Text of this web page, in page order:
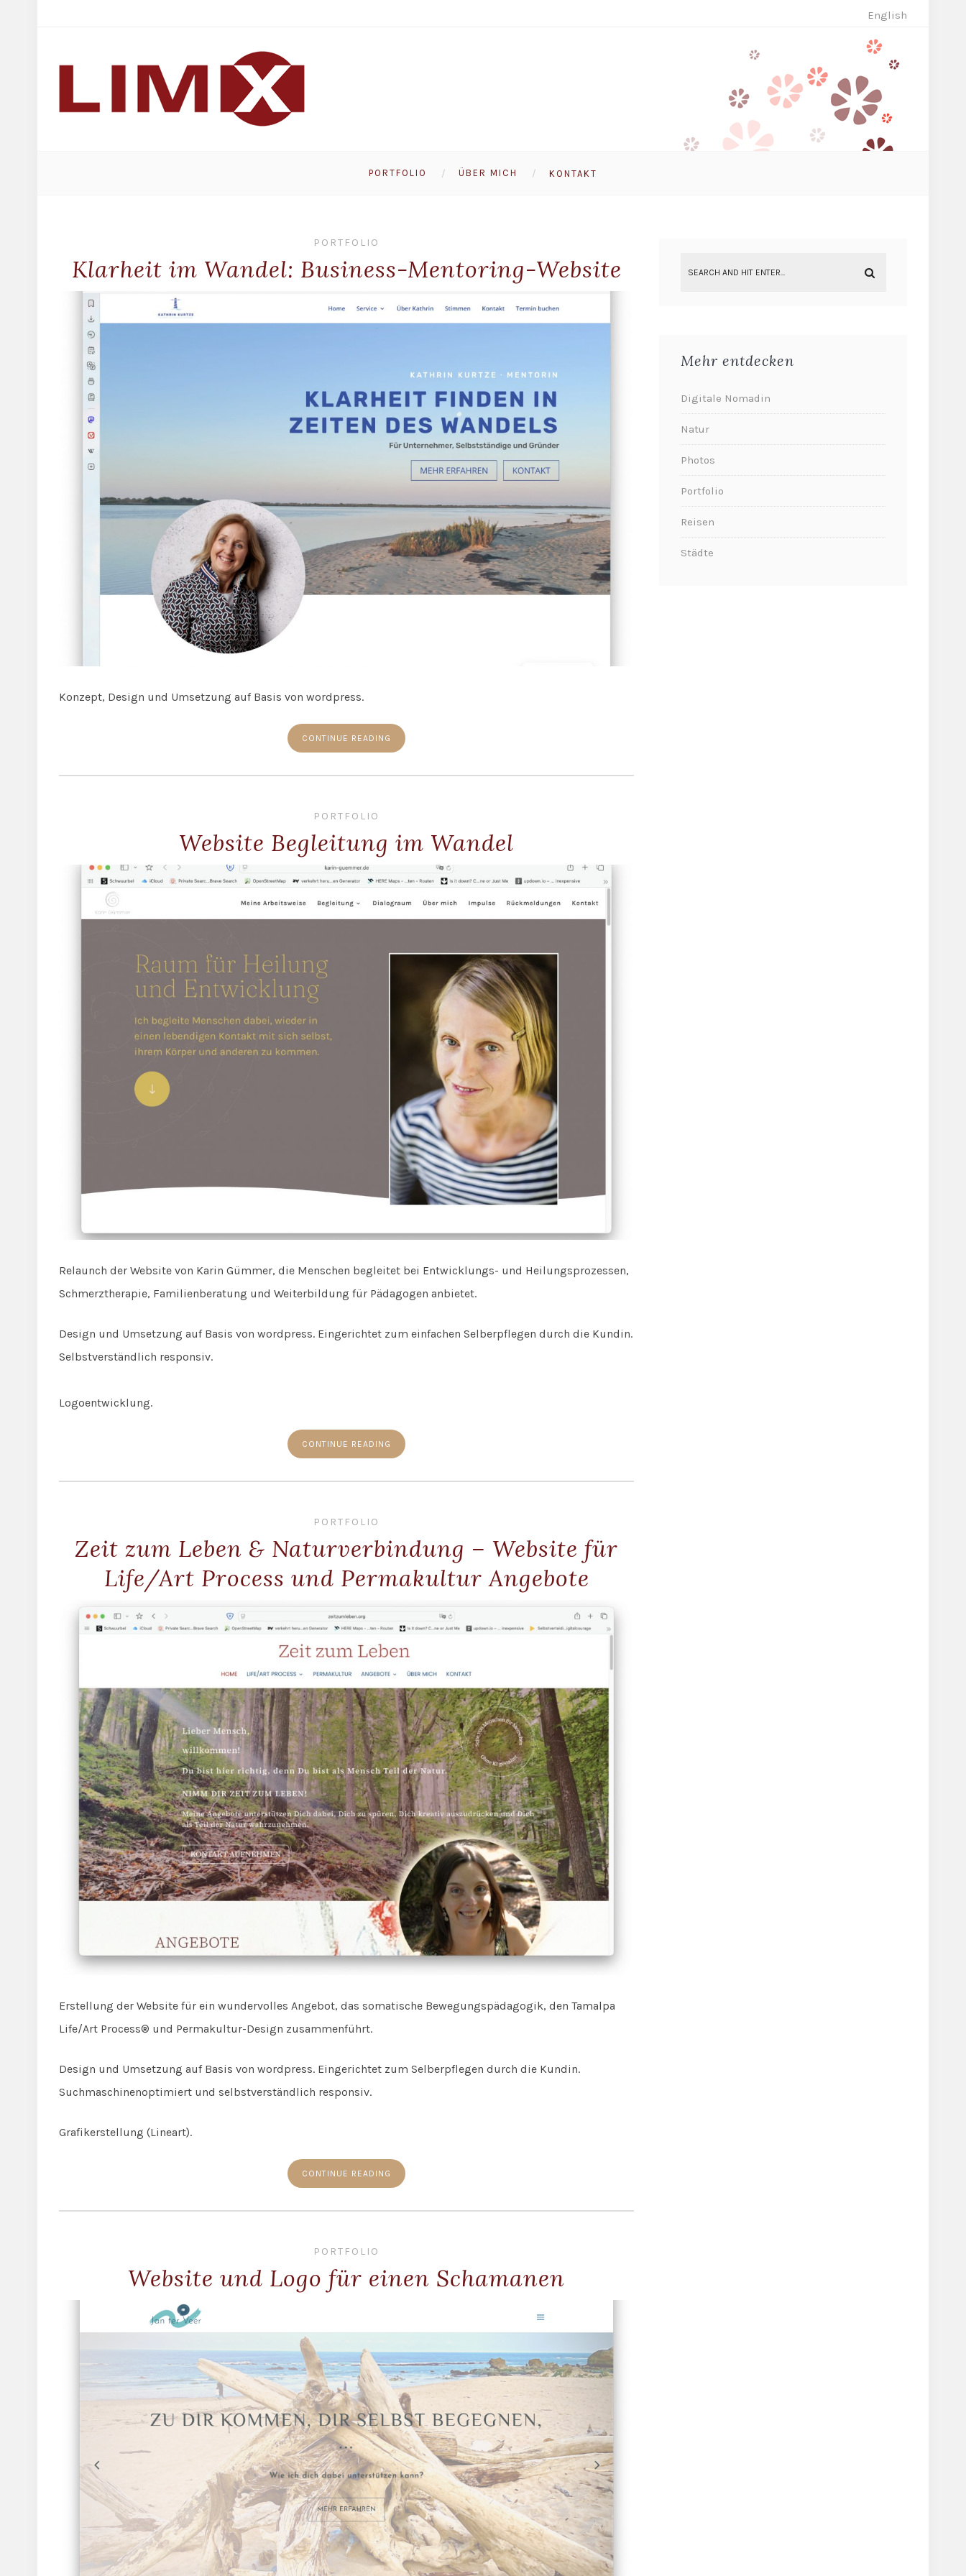
English
PORTFOLIO ÜBER MICH KONTAKT
PORTFOLIO
Klarheit im Wandel: Business-Mentoring-Website
Konzept, Design und Umsetzung auf Basis von wordpress.
CONTINUE READING
PORTFOLIO
Website Begleitung im Wandel
Relaunch der Website von Karin Gümmer, die Menschen begleitet bei Entwicklungs- und Heilungsprozessen,
Schmerztherapie, Familienberatung und Weiterbildung für Pädagogen anbietet.
Design und Umsetzung auf Basis von wordpress. Eingerichtet zum einfachen Selberpflegen durch die Kundin.
Selbstverständlich responsiv.
Logoentwicklung.
CONTINUE READING
PORTFOLIO
Zeit zum Leben & Naturverbindung – Website für
Life/Art Process und Permakultur Angebote
Erstellung der Website für ein wundervolles Angebot, das somatische Bewegungspädagogik, den Tamalpa
Life/Art Process® und Permakultur-Design zusammenführt.
Design und Umsetzung auf Basis von wordpress. Eingerichtet zum Selberpflegen durch die Kundin.
Suchmaschinenoptimiert und selbstverständlich responsiv.
Grafikerstellung (Lineart).
CONTINUE READING
PORTFOLIO
Website und Logo für einen Schamanen
Mehr entdecken
Digitale Nomadin
Natur
Photos
Portfolio
Reisen
Städte